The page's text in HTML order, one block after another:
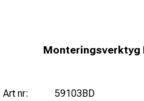
Monteringsverktyg
Art nr:
59103BD